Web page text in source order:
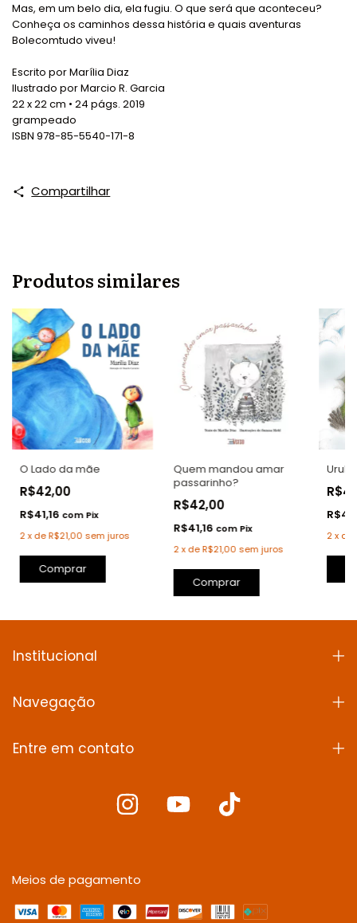
Mas, em um belo dia, ela fugiu. O que será que aconteceu?
Conheça os caminhos dessa história e quais aventuras
Bolecomtudo viveu!
Escrito por Marília Diaz
Ilustrado por Marcio R. Garcia
22 x 22 cm • 24 págs. 2019
grampeado
ISBN 978-85-5540-171-8
Compartilhar
Produtos similares
O Lado da mãe
R$42,00
R$41,16 comPix
2 xdeR$21,00 sem juros
Comprar
Quem mandou amar
passarinho?
R$42,00
R$41,16 com Pix
2 xdeR$21,00 sem juros
Comprar
2x de
Institucional
Navegação
Entre em contato
Meios de pagamento